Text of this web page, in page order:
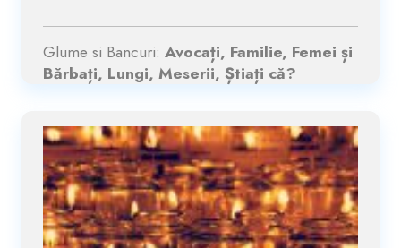
Glume si Bancuri: Avocați, Familie, Femei și
Bărbați, Lungi, Meserii, Știați că?